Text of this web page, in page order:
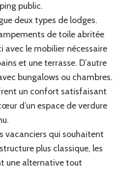
public.
deux types de lodges.
de toile abritée
avec le mobilier nécessaire
et une terrasse. D’autre
bungalows ou chambres.
un confort satisfaisant
d’un espace de verdure
vacanciers qui souhaitent
plus classique, les
une alternative tout